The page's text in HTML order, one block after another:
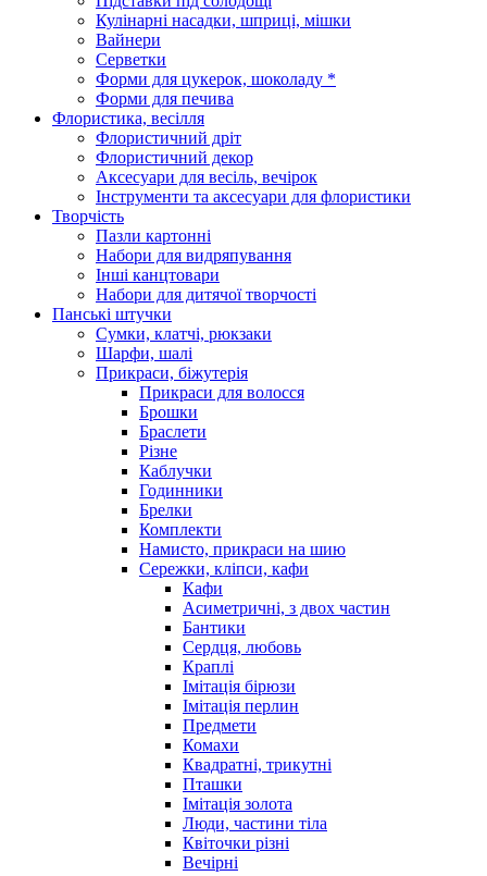
Кулінарні насадки, шприці, мішки
Вайнери
Серветки
Форми для цукерок, шоколаду *
Форми для печива
Флористика, весілля
Флористичний дріт
Флористичний декор
Аксесуари для весіль, вечірок
Інструменти та аксесуари для флористики
Творчість
Пазли картонні
Набори для видряпування
Інші канцтовари
Набори для дитячої творчості
Панські штучки
Сумки, клатчі, рюкзаки
Шарфи, шалі
Прикраси, біжутерія
Прикраси для волосся
Брошки
Браслети
Різне
Каблучки
Годинники
Брелки
Комплекти
Намисто, прикраси на шию
Сережки, кліпси, кафи
Кафи
Асиметричні, з двох частин
Бантики
Сердця, любовь
Краплі
Імітація бірюзи
Імітація перлин
Предмети
Комахи
Квадратні, трикутні
Пташки
Імітація золота
Люди, частини тіла
Квіточки різні
Вечірні